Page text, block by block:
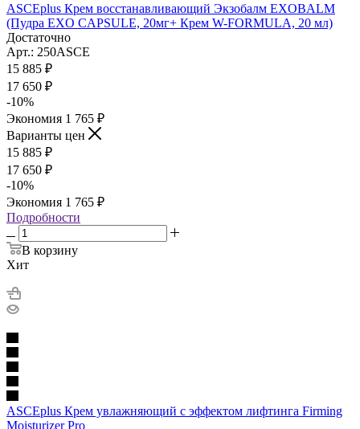
ASCEplus Крем восстанавливающий Экзобалм EXOBALM
(Пудра EXO CAPSULE, 20мг+ Крем W-FORMULA, 20 мл)
Достаточно
Арт.: 250ASCE
15 885 ₽
17 650 ₽
-10%
Экономия 1 765 ₽
Варианты цен
15 885 ₽
17 650 ₽
-10%
Экономия 1 765 ₽
Подробности
В корзину
Хит
ASCEplus Крем увлажняющий с эффектом лифтинга Firming
Moisturizer Pro